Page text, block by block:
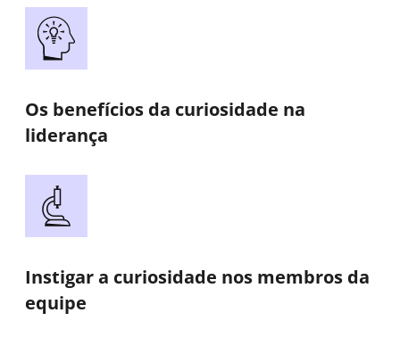
Os benefícios da curiosidade na
liderança
Instigar a curiosidade nos membros da
equipe